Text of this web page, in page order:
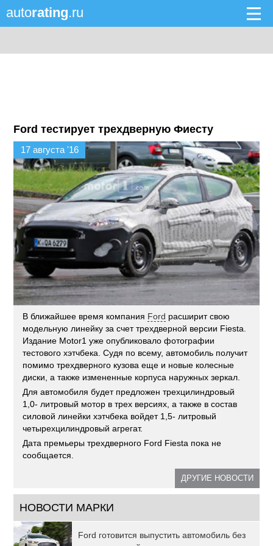
autorating.ru
Ford тестирует трехдверную Фиесту
17 августа '16
В ближайшее время компания Ford расширит свою
модельную линейку за счет трехдверной версии Fiesta.
Издание Motor1 уже опубликовало фотографии
тестового хэтчбека. Судя по всему, автомобиль получит
помимо трехдверного кузова еще и новые колесные
диски, а также измененные корпуса наружных зеркал.
Для автомобиля будет предложен трехцилиндровый
1,0- литровый мотор в трех версиях, а также в состав
силовой линейки хэтчбека войдет 1,5- литровый
четырехцилиндровый агрегат.
Дата премьеры трехдверного Ford Fiesta пока не
сообщается.
ДРУГИЕ НОВОСТИ
НОВОСТИ МАРКИ
Ford готовится выпустить автомобиль без